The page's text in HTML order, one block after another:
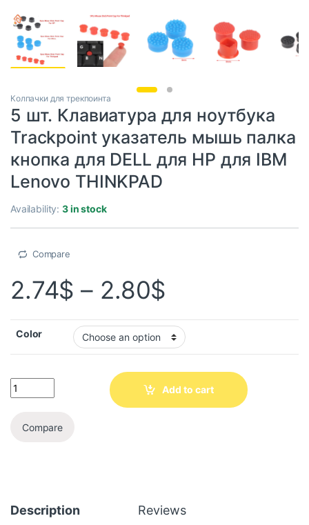
Колпачки для трекпоинта
5 шт. Клавиатура для ноутбука
Trackpoint указатель мышь палка
кнопка для DELL для HP для IBM
Lenovo THINKPAD
Availability:3 in stock
Compare
2.74$ – 2.80$
Color
Add to cart
Compare
Description Reviews